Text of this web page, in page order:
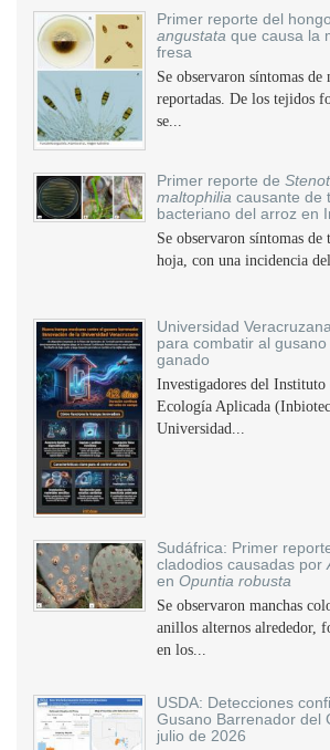
Primer reporte del hongo
angustata que causa la
fresa
Se observaron síntomas de
reportadas. De los tejidos
se...
Primer reporte de
maltophilia causante de
bacteriano del arroz en
Se observaron síntomas
hoja, con una incidencia
Universidad
para combatir al
ganado
Investigadores del
Ecología Aplicada
Universidad...
Sudáfrica: Primer
cladodios causadas por
en Opuntia robusta
Se observaron manchas
anillos alternos alrededor,
en los...
USDA: Detecciones
Gusano Barrenador del
julio de 2026